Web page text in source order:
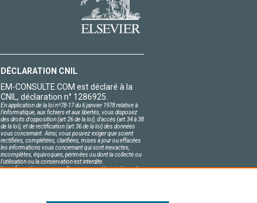
DÉCLARATION CNIL
EM-CONSULTE.COM est déclaré à la
CNIL, déclaration n° 1286925.
En application de la loi nº78-17 du 6 janvier 1978 relative à
l'informatique, aux fichiers et aux libertés, vous disposez
des droits d'opposition (art.26 de la loi), d'accès (art.34 à 38
de la loi), et de rectification (art.36 de la loi) des données
vous concernant. Ainsi, vous pouvez exiger que soient
rectifiées, complétées, clarifiées, mises à jour ou effacées
les informations vous concernant qui sont inexactes,
incomplètes, équivoques, périmées ou dont la collecte ou
l'utilisation ou la conservation est interdite.
Les informations personnelles concernant les visiteurs de